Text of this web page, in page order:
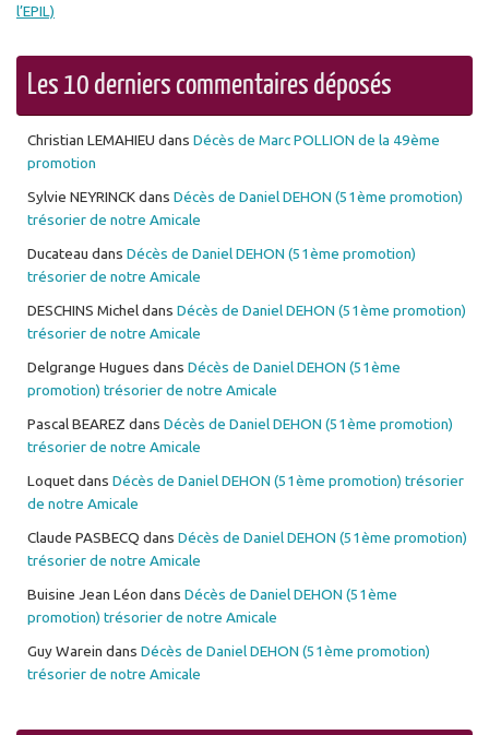
l’EPIL)
Les 10 derniers commentaires déposés
Christian LEMAHIEU dans Décès de Marc POLLION de la 49ème
promotion
Sylvie NEYRINCKdans Décès de Daniel DEHON (51ème promotion)
trésorier de notre Amicale
Ducateau dans Décès de Daniel DEHON (51ème promotion)
trésorier de notre Amicale
DESCHINS Micheldans Décès de Daniel DEHON (51ème promotion)
trésorier de notre Amicale
Delgrange Hugues dans Décès de Daniel DEHON (51ème
promotion) trésorier de notre Amicale
Pascal BEAREZ dans Décès de Daniel DEHON (51ème promotion)
trésorier de notre Amicale
Loquetdans Décès de Daniel DEHON (51ème promotion) trésorier
de notre Amicale
Claude PASBECQ dans Décès de Daniel DEHON (51ème promotion)
trésorier de notre Amicale
Buisine Jean Léon dans Décès de Daniel DEHON (51ème
promotion) trésorier de notre Amicale
Guy Warein dans Décès de Daniel DEHON (51ème promotion)
trésorier de notre Amicale